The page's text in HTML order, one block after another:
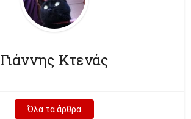
Γιάννης Κτενάς
Όλα τα άρθρα